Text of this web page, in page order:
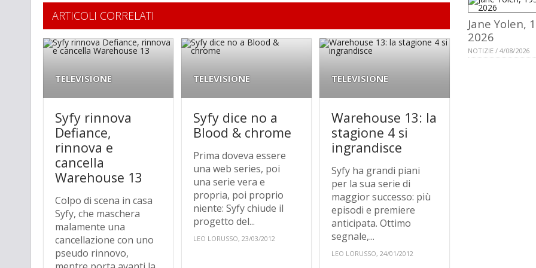
ARTICOLI CORRELATI
TELEVISIONE
Syfy rinnova
Defiance,
rinnova e
cancella
Warehouse 13
Colpo di scena in casa
Syfy, che maschera
malamente una
cancellazione con uno
pseudo rinnovo,
TELEVISIONE
Syfy dice no a
Blood & chrome
Prima doveva essere
una web series, poi
una serie vera e
propria, poi proprio
niente: Syfy chiude il
progetto del...
LEO LORUSSO, 23/03/2012
TELEVISIONE
Warehouse 13: la
stagione 4 si
ingrandisce
Syfy ha grandi piani
per la sua serie di
maggior successo: più
episodi e premiere
anticipata. Ottimo
segnale,...
LEO LORUSSO, 24/01/2012
Jane Yolen,
2026
NOTIZIE / 4/08/2026